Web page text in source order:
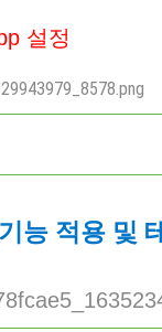
설정
능 적용 및